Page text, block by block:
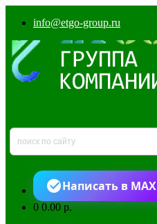
info@etgo-group.ru
Написать в MAX
00.00 р.